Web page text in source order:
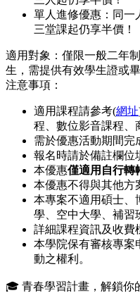
單人進修優惠：同一
三堂課起仍享半價！
適用對象：僅限一般二年
生，需提供有效學生證或
注意事項：
適用課程請參考(網址
程、數位影音課程、
需於優惠活動期間完
報名時請於備註欄位
本優惠僅適用自行轉
本優惠不得與其他方
本專案不適用碩士、
學、空中大學、補習
詳細課程資訊及收費
本學院保有審核專案
動之權利。
🎓 青春學習計畫，解鎖你